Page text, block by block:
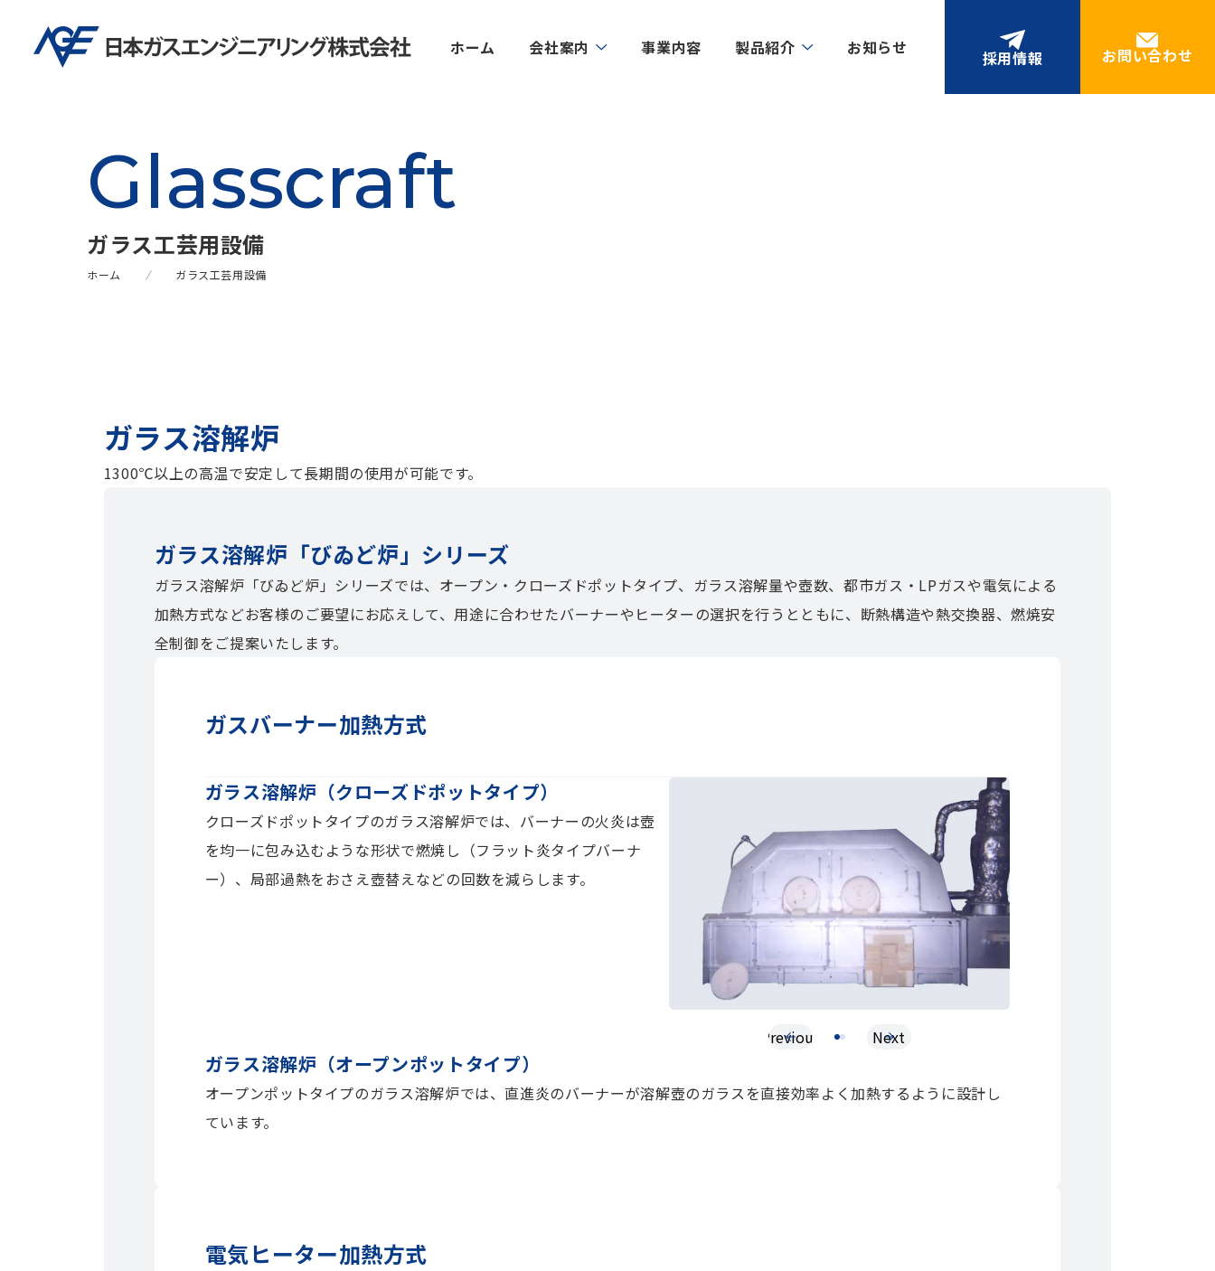
ホーム 会社案内 事業内容 製品紹介 お知らせ 採用情報 お問い合わせ
Glasscraft
ガラス工芸用設備
ホーム ガラス工芸用設備
ガラス溶解炉
1300℃以上の高温で安定して長期間の使用が可能です。
ガラス溶解炉「びゐど炉」シリーズ
ガラス溶解炉「びゐど炉」シリーズでは、オープン・クローズドポットタイプ、ガラス溶解量や壺数、都市ガス・LPガスや電気による
加熱方式などお客様のご要望にお応えして、用途に合わせたバーナーやヒーターの選択を行うとともに、断熱構造や熱交換器、燃焼安
全制御をご提案いたします。
ガスバーナー加熱方式
ガラス溶解炉（クローズドポットタイプ）
クローズドポットタイプのガラス溶解炉では、バーナーの火炎は壺
を均一に包み込むような形状で燃焼し（フラット炎タイプバーナ
ー）、局部過熱をおさえ壺替えなどの回数を減らします。
Previous Next
ガラス溶解炉（オープンポットタイプ）
オープンポットタイプのガラス溶解炉では、直進炎のバーナーが溶解壺のガラスを直接効率よく加熱するように設計し
ています。
電気ヒーター加熱方式